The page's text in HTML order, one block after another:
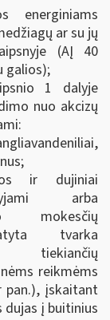
energiniams
ar su jų
(AĮ 40
galios);
1 dalyje
nuo akcizų
ir dujiniai
arba
mokesčių
tvarka
tiekiančių
reikmėms
pan.), įskaitant
į buitinius